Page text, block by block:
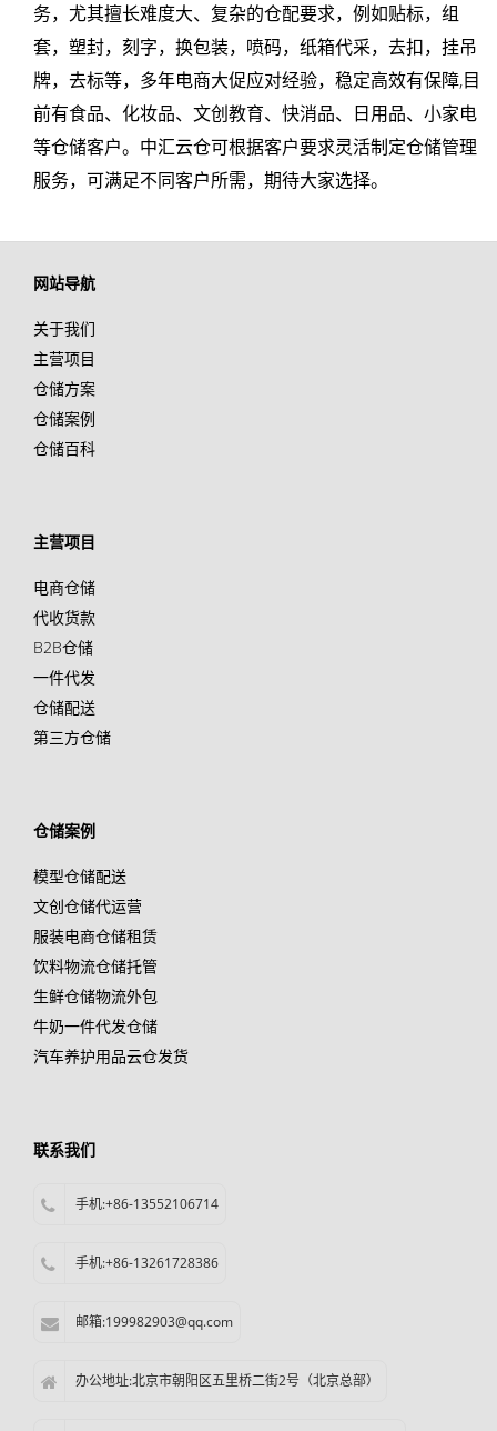
务，尤其擅长难度大、复杂的仓配要求，例如贴标，组
套，塑封，刻字，换包装，喷码，纸箱代采，去扣，挂吊
牌，去标等，多年电商大促应对经验，稳定高效有保障,目
前有食品、 化妆品、 文创教育、 快消品、 日用品、 小家电
等仓储客户。中汇云仓可根据客户要求灵活制定仓储管理
服务，可满足不同客户所需，期待大家选择。
网站导航
关于我们
主营项目
仓储方案
仓储案例
仓储百科
主营项目
电商仓储
代收货款
B2B仓储
一件代发
仓储配送
第三方仓储
仓储案例
模型仓储配送
文创仓储代运营
服装电商仓储租赁
饮料物流仓储托管
生鲜仓储物流外包
牛奶一件代发仓储
汽车养护用品云仓发货
联系我们
手机:+86-13552106714
手机:+86-13261728386
邮箱:199982903@qq.com
办公地址:北京市朝阳区五里桥二街2号（北京总部）